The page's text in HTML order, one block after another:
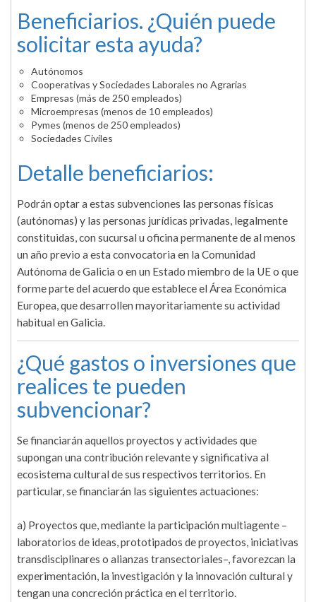
Beneficiarios. ¿Quién puede
solicitar esta ayuda?
Autónomos
Cooperativas y Sociedades Laborales no Agrarias
Empresas (más de 250 empleados)
Microempresas (menos de 10 empleados)
Pymes (menos de 250 empleados)
Sociedades Civiles
Detalle beneficiarios:
Podrán optar a estas subvenciones las personas físicas
(autónomas) y las personas jurídicas privadas, legalmente
constituidas, con sucursal u oficina permanente de al menos
un año previo a esta convocatoria en la Comunidad
Autónoma de Galicia o en un Estado miembro de la UE o que
forme parte del acuerdo que establece el Área Económica
Europea, que desarrollen mayoritariamente su actividad
habitual en Galicia.
¿Qué gastos o inversiones que
realices te pueden
subvencionar?
Se financiarán aquellos proyectos y actividades que
supongan una contribución relevante y significativa al
ecosistema cultural de sus respectivos territorios. En
particular, se financiarán las siguientes actuaciones:
a) Proyectos que, mediante la participación multiagente –
laboratorios de ideas, prototipados de proyectos, iniciativas
transdisciplinares o alianzas transectoriales–, favorezcan la
experimentación, la investigación y la innovación cultural y
tengan una concreción práctica en el territorio.